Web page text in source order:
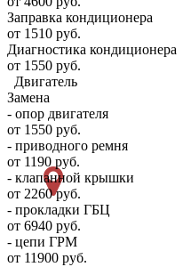
Заправка кондиционера
от 1510 руб.
Диагностика кондиционера
от 1550 руб.
Двигатель
Замена
- опор двигателя
от 1550 руб.
- приводного ремня
от 1190 руб.
- клапанной крышки
от 2260 руб.
- прокладки ГБЦ
от 6940 руб.
- цепи ГРМ
от 11900 руб.